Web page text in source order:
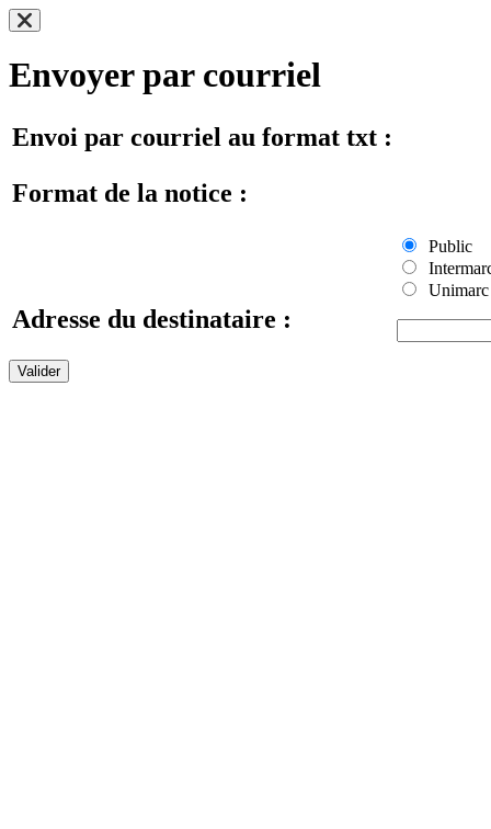
Envoyer par courriel
Envoi par courriel au format txt :
Format de la notice :
Public
Unimarc
Adresse du destinataire :